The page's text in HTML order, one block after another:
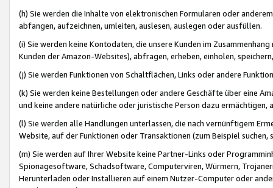
(h) Sie werden die Inhalte von elektronischen Formularen oder
abfangen, aufzeichnen, umleiten, auslesen, auslegen oder ausfüllen.
(i) Sie werden keine Kontodaten, die unsere Kunden im
Kunden der Amazon-Websites), abfragen, erheben, einholen,
(j) Sie werden Funktionen von Schaltflächen, Links oder andere
(k) Sie werden keine Bestellungen oder andere Geschäfte über eine
und keine andere natürliche oder juristische Person dazu
(l) Sie werden alle Handlungen unterlassen, die nach vernünftigem
Website, auf der Funktionen oder Transaktionen (zum Beispiel
(m) Sie werden auf Ihrer Website keine Partner-Links oder
Spionagesoftware, Schadsoftware, Computerviren, Würmern,
Herunterladen oder Installieren auf einem Nutzer-Computer oder